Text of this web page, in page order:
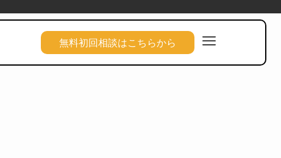
無料初回相談はこちらから